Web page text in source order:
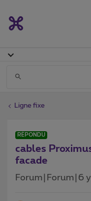
Ligne fixe
RÉPONDU
cables
facade
Forum|Forum|6